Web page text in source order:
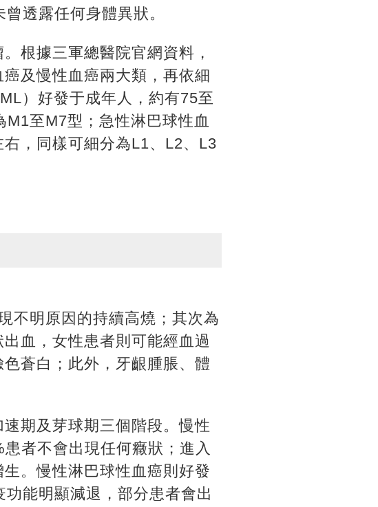
透露任何身體異狀。
根據三軍總醫院官網資料，
及慢性血癌兩大類，再依細
）好發于成年人，約有75至
至M7型；急性淋巴球性血
，同樣可細分為L1、L2、L3
不明原因的持續高燒；其次為
血，女性患者則可能經血過
蒼白；此外，牙齦腫脹、體
期及芽球期三個階段。慢性
者不會出現任何癥狀；進入
。慢性淋巴球性血癌則好發
能明顯減退，部分患者會出